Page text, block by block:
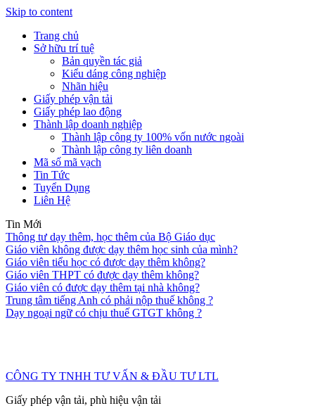
Skip to content
Trang chủ
Sở hữu trí tuệ
Bản quyền tác giả
Kiểu dáng công nghiệp
Nhãn hiệu
Giấy phép vận tải
Giấy phép lao động
Thành lập doanh nghiệp
Thành lập công ty 100% vốn nước ngoài
Thành lập công ty liên doanh
Mã số mã vạch
Tin Tức
Tuyển Dụng
Liên Hệ
Tin Mới
Thông tư dạy thêm, học thêm của Bộ Giáo dục
Giáo viên không được dạy thêm học sinh của mình?
Giáo viên tiểu học có được dạy thêm không?
Giáo viên THPT có được dạy thêm không?
Giáo viên có được dạy thêm tại nhà không?
Trung tâm tiếng Anh có phải nộp thuế không ?
Dạy ngoại ngữ có chịu thuế GTGT không ?
CÔNG TY TNHH TƯ VẤN & ĐẦU TƯ LTL
Giấy phép vận tải, phù hiệu vận tải